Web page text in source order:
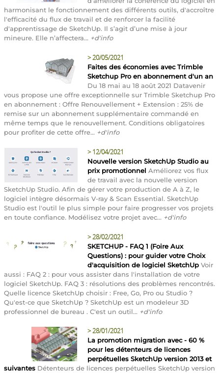
harmonisant le fonctionnement des différents outils, d'accroître
l'efficacité du flux de travail et de renforcer la facilité
d'apprentissage de SketchUp. Il s’agit d’une mise à jour
mineure. Elle n’affectera... +d'info
>20/05/2021
Faites des économies avec Trimble
Sketchup Pro en abonnement d'un an
Du 18 mai au 18 août 2021 Datavenir
vous propose une offre exceptionnelle sur Trimble Sketchup Pro
en abonnement : Offre Renouvellement + Extension : 25% de
remise sur un abonnement supplémentaire commandé en
même temps que le renouvellement. Conditions obligatoires
pour profiter de cette offre... +d'info
> 12/04/2021
Nouvelle version SketchUp Studio au
prix promotionnel Améliorez vos flux
de travail avec la nouvelle version
SketchUp Studio. Afin de gérer votre production de A à Z, le
logiciel intègre désormais V-ray & Scan Essential. SketchUp
Studio est l'outil le plus simple pour faire progresser vos projets
en toute confiance. Modélisez votre projet avec... +d'info
>28/02/2021
SKETCHUP - FAQ 1 (Foire Aux
Questions) : pour guider votre Choix
d'acquisition de logiciel SketchUp Voir
aussi : FAQ 2 : pour vous assister dans l'installation de votre
logiciel SketchUp. FAQ 3 : résolutions des problèmes rencontrés.
Quelle licence SketchUp choisir : Free, Go, Pro ou Studio ?
Qu'est-ce que SketchUp ? SketchUp est un modeleur 3D
professionnel de bureau . C'est un outil... +d'info
>28/01/2021
La promotion migration avec - 60 %
pour les détenteurs de licences
perpétuelles SketchUp version 2013 et
suivantes Détenteurs de licences perpétuelles SketchUp version